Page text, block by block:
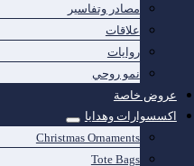
مصادر وتفاسير
علاقات
روايات
نمو روحي
عروض خاصة
اكسسوارات وهدايا
Christmas Ornaments
Tote Bags